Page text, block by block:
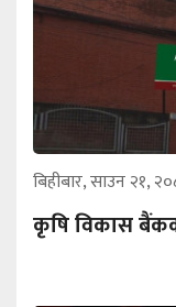
बिहीबार, साउन २१,
कृषि विकास